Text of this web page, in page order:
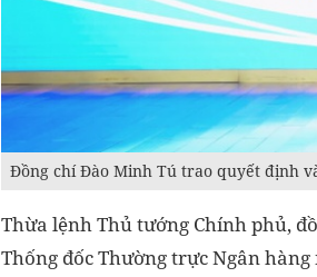
Đồng chí Đào Minh Tú trao quyết định
Thừa lệnh Thủ tướng Chính phủ,
Thống đốc Thường trực Ngân